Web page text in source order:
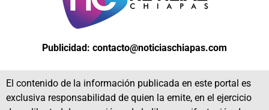
Publicidad: contacto@noticiaschiapas.com
El contenido de la información publicada en este portal es
exclusiva responsabilidad de quien la emite, en el ejercicio